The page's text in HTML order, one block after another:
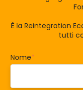
È la Reintegration
tutti
Nome*